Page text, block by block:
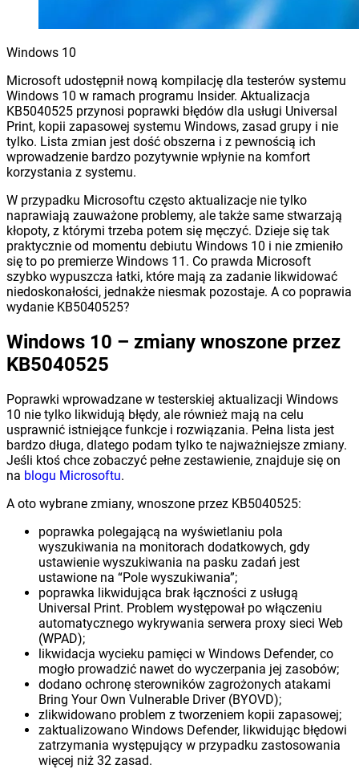
Windows 10
Microsoft udostępnił nową kompilację dla testerów systemu
Windows 10 w ramach programu Insider. Aktualizacja
KB5040525 przynosi poprawki błędów dla usługi Universal
Print, kopii zapasowej systemu Windows, zasad grupy i nie
tylko. Lista zmian jest dość obszerna i z pewnością ich
wprowadzenie bardzo pozytywnie wpłynie na komfort
korzystania z systemu.
W przypadku Microsoftu często aktualizacje nie tylko
naprawiają zauważone problemy, ale także same stwarzają
kłopoty, z którymi trzeba potem się męczyć. Dzieje się tak
praktycznie od momentu debiutu Windows 10 i nie zmieniło
się to po premierze Windows 11. Co prawda Microsoft
szybko wypuszcza łatki, które mają za zadanie likwidować
niedoskonałości, jednakże niesmak pozostaje. A co poprawia
wydanie KB5040525?
Windows 10 – zmiany wnoszone przez
KB5040525
Poprawki wprowadzane w testerskiej aktualizacji Windows
10 nie tylko likwidują błędy, ale również mają na celu
usprawnić istniejące funkcje i rozwiązania. Pełna lista jest
bardzo długa, dlatego podam tylko te najważniejsze zmiany.
Jeśli ktoś chce zobaczyć pełne zestawienie, znajduje się on
na blogu Microsoftu.
A oto wybrane zmiany, wnoszone przez KB5040525:
poprawka polegającą na wyświetlaniu pola
wyszukiwania na monitorach dodatkowych, gdy
ustawienie wyszukiwania na pasku zadań jest
ustawione na “Pole wyszukiwania”;
poprawka likwidująca brak łączności z usługą
Universal Print. Problem występował po włączeniu
automatycznego wykrywania serwera proxy sieci Web
(WPAD);
likwidacja wycieku pamięci w Windows Defender, co
mogło prowadzić nawet do wyczerpania jej zasobów;
dodano ochronę sterowników zagrożonych atakami
Bring Your Own Vulnerable Driver (BYOVD);
zlikwidowano problem z tworzeniem kopii zapasowej;
zaktualizowano Windows Defender, likwidując błędowi
zatrzymania występujący w przypadku zastosowania
więcej niż 32 zasad.